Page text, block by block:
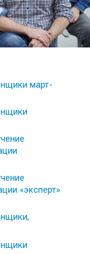
март-
«эксперт»